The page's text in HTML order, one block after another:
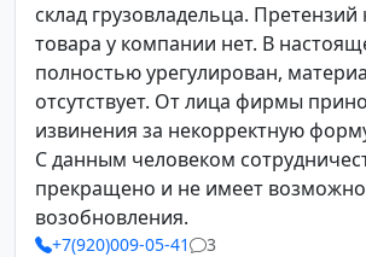
склад грузовладельца. Претензий
товара у компании нет. В
полностью урегулирован,
отсутствует. От лица фирмы
извинения за некорректную
С данным человеком
прекращено и не имеет
возобновления.
+7(920)009-05-41 3